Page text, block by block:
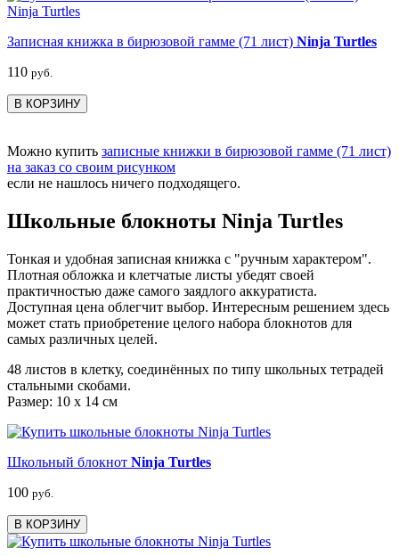
Записная книжка в бирюзовой гамме (71 лист) Ninja Turtles
110 руб.
В КОРЗИНУ
Можно купить записные книжки в бирюзовой гамме (71 лист)
на заказ со своим рисунком
если не нашлось ничего подходящего.
Школьные блокноты Ninja Turtles
Тонкая и удобная записная книжка с "ручным характером".
Плотная обложка и клетчатые листы убедят своей
практичностью даже самого заядлого аккуратиста.
Доступная цена облегчит выбор. Интересным решением здесь
может стать приобретение целого набора блокнотов для
самых различных целей.
48 листов в клетку, соединённых по типу школьных тетрадей
стальными скобами.
Размер: 10 x 14 см
Школьный блокнот Ninja Turtles
100 руб.
В КОРЗИНУ